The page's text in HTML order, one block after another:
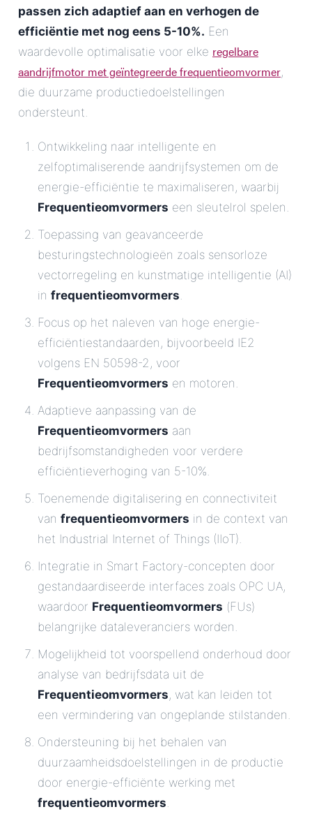
passen zich adaptief aan en verhogen de
efficiëntie met nog eens 5-10%. Een
waardevolle optimalisatie voor elke regelbare
aandrijfmotor met geïntegreerde frequentieomvormer,
die duurzame productiedoelstellingen
ondersteunt.
Ontwikkeling naar intelligente en
zelfoptimaliserende aandrijfsystemen om de
energie-efficiëntie te maximaliseren, waarbij
Frequentieomvormers een sleutelrol spelen.
Toepassing van geavanceerde
besturingstechnologieën zoals sensorloze
vectorregeling en kunstmatige intelligentie (AI)
in frequentieomvormers.
Focus op het naleven van hoge energie-
efficiëntiestandaarden, bijvoorbeeld IE2
volgens EN 50598-2, voor
Frequentieomvormers en motoren.
Adaptieve aanpassing van de
Frequentieomvormers aan
bedrijfsomstandigheden voor verdere
efficiëntieverhoging van 5-10%.
Toenemende digitalisering en connectiviteit
van frequentieomvormers in de context van
het Industrial Internet of Things (IIoT).
Integratie in Smart Factory-concepten door
gestandaardiseerde interfaces zoals OPC UA,
waardoor Frequentieomvormers (FUs)
belangrijke dataleveranciers worden.
Mogelijkheid tot voorspellend onderhoud door
analyse van bedrijfsdata uit de
Frequentieomvormers, wat kan leiden tot
een vermindering van ongeplande stilstanden.
Ondersteuning bij het behalen van
duurzaamheidsdoelstellingen in de productie
door energie-efficiënte werking met
frequentieomvormers.